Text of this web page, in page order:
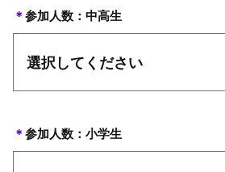
＊ 参加人数：中高生
＊ 参加人数：小学生